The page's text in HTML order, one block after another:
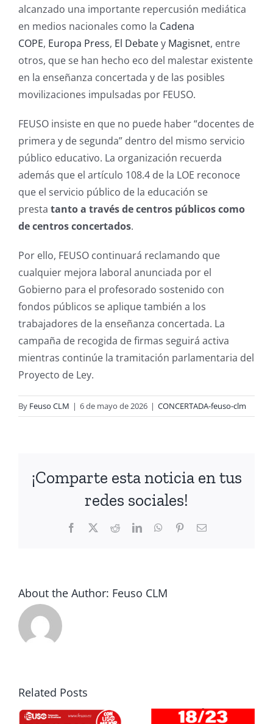
alcanzado una importante repercusión mediática
en medios nacionales como la Cadena
COPE, Europa Press, El Debatey Magisnet, entre
otros, que se han hecho eco del malestar existente
en la enseñanza concertada y de las posibles
movilizaciones impulsadas por FEUSO.
FEUSO insiste en que no puede haber “docentes de
primera y de segunda” dentro del mismo servicio
público educativo. La organización recuerda
además que el artículo 108.4 de la LOE reconoce
que el servicio público de la educación se
presta tanto a través de centros públicos como
de centros concertados.
Por ello, FEUSO continuará reclamando que
cualquier mejora laboral anunciada por el
Gobierno para el profesorado sostenido con
fondos públicos se aplique también a los
trabajadores de la enseñanza concertada. La
campaña de recogida de firmas seguirá activa
mientras continúe la tramitación parlamentaria del
Proyecto de Ley.
By Feuso CLM | 6 de mayo de 2026 | CONCERTADA-feuso-clm
¡Comparte esta noticia en tus
redes sociales!
Facebook RedditLinkedInWhatsApp
PinterestEmail
About the Author: Feuso CLM
Related PostsCronología
de la lucha
del